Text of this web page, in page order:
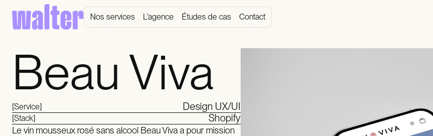
Nos services L'agence Études de cas Contact
Beau Viva
[Service] Design UX/UI
[Stack] Shopify
Le vin mousseux rosé sans alcool Beau Viva a pour mission